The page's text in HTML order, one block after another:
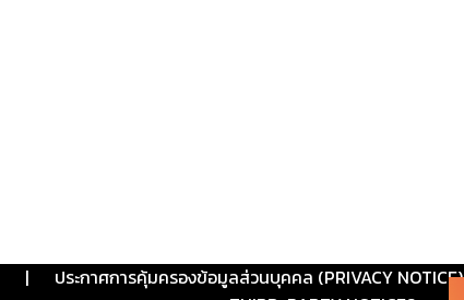
| ประกาศการคุ้มครองข้อมูลส่วนบุคคล (PRIVACY NOTICE)